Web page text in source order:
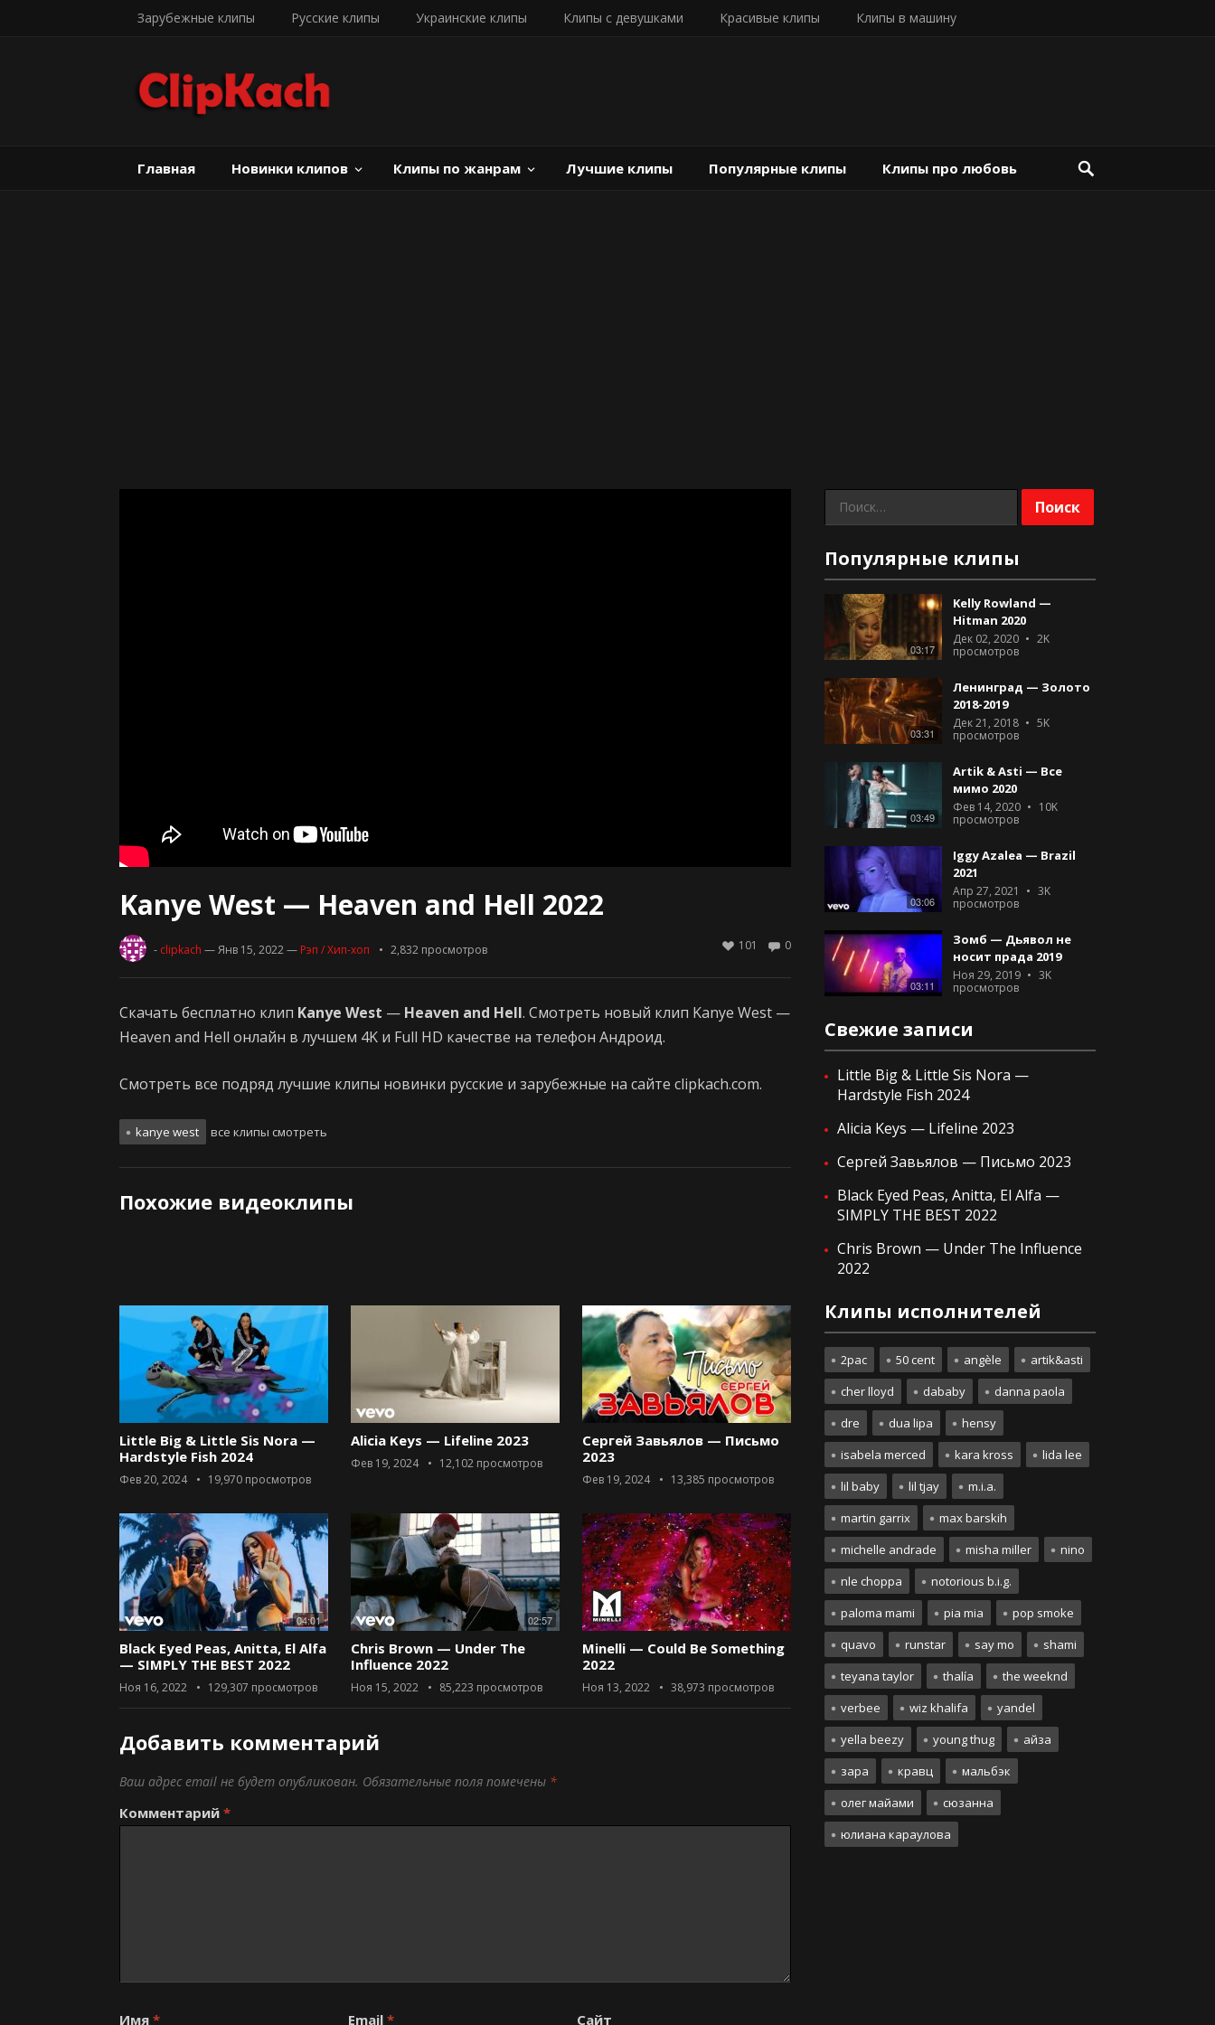
Зарубежные клипы Русские клипы Украинские клипы Клипы с девушками Красивые клипы Клипы в машину
Главная Новинки клипов Клипы по жанрам Лучшие клипы Популярные клипы Клипы про любовь
Kanye West — Heaven and Hell 2022
- clipkach — Янв 15, 2022— Рэп / Хип-хоп 2,832 просмотров 0
101
Скачать бесплатно клип Kanye West — Heaven and Hell. Смотреть новый клип Kanye West —
Heaven and Hell онлайн в лучшем 4K и Full HD качестве на телефон Андроид.
Смотреть все подряд лучшие клипы новинки русские и зарубежные на сайте clipkach.com.
kanye west все клипы смотреть
Похожие видеоклипы
Little Big & Little Sis Nora —
Hardstyle Fish 2024
Фев 20, 2024 19,970 просмотров
Alicia Keys — Lifeline 2023
Фев 19, 2024 12,102 просмотров
Сергей Завьялов — Письмо
2023
Фев 19, 2024 13,385 просмотров
04:01
Black Eyed Peas, Anitta, El Alfa
— SIMPLY THE BEST 2022
Ноя 16, 2022 129,307 просмотров
02:57
Chris Brown — Under The
Influence 2022
Ноя 15, 2022 85,223 просмотров
Minelli — Could Be Something
2022
Ноя 13, 2022 38,973 просмотров
Добавить комментарий
Ваш адрес email не будет опубликован. Обязательные поля помечены *
Комментарий *
Имя * Email * Сайт
Найти:
Популярные клипы
03:17
Kelly Rowland —
Hitman 2020
Дек 02, 2020
2K
просмотров
03:31
Ленинград — Золото
2018-2019
Дек 21, 2018
5K
просмотров
03:49
Artik & Asti — Все
мимо 2020
Фев 14, 2020
10K
просмотров
03:06
Iggy Azalea — Brazil
2021
Апр 27, 2021
3K
просмотров
03:11
Зомб — Дьявол не
носит прада 2019
Ноя 29, 2019
3K
просмотров
Свежие записи
Little Big & Little Sis Nora —
Hardstyle Fish 2024
Alicia Keys — Lifeline 2023
Сергей Завьялов — Письмо 2023
Black Eyed Peas, Anitta, El Alfa —
SIMPLY THE BEST 2022
Chris Brown — Under The Influence
2022
Клипы исполнителей
2pac 50 cent angèle
artik&asti
cher lloyd
dababy
danna paola
dre
dua lipa
hensy
isabela merced
kara kross
lida lee
lil baby
lil tjay
m.i.a.
martin garrix
max barskih
michelle andrade
misha miller
nino
nle choppa
notorious b.i.g.
paloma mami
pia mia
pop smoke
quavo
runstar say mo
shami
teyana taylor
thalía
the weeknd
verbee
wiz khalifa
yandel
yella beezy
young thug
айза
зара
кравц
мальбэк
олег майами
сюзанна
юлиана караулова